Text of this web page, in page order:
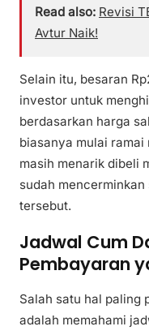
Read also: Revisi
Avtur Naik!
Selain itu, besaran
investor untuk
berdasarkan harga
biasanya mulai ramai
masih menarik dibeli
sudah
tersebut.
Jadwal Cum
Pembayaran
Salah satu hal paling
adalah memahami